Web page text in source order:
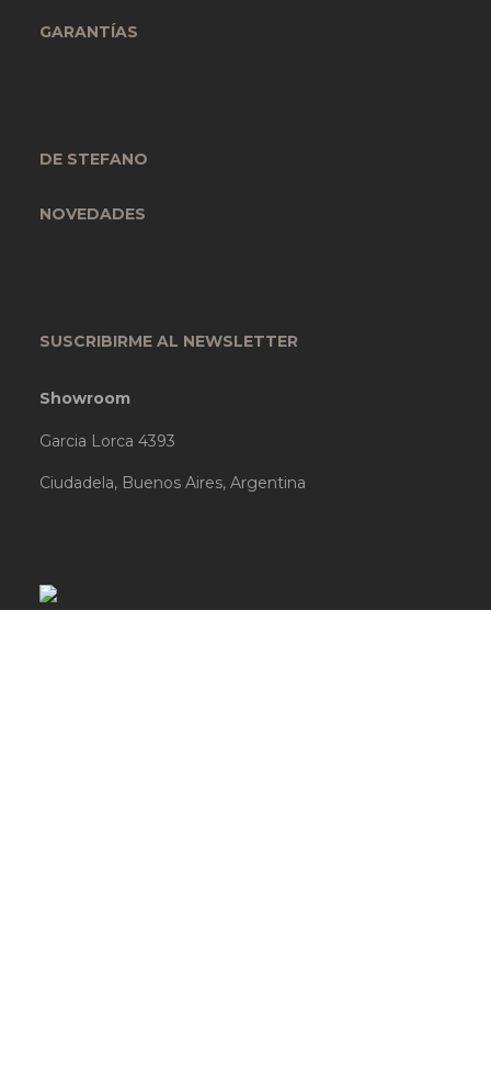
GARANTÍAS
DE STEFANO
NOVEDADES
SUSCRIBIRME AL NEWSLETTER
Showroom
Garcia Lorca 4393
Ciudadela, Buenos Aires, Argentina